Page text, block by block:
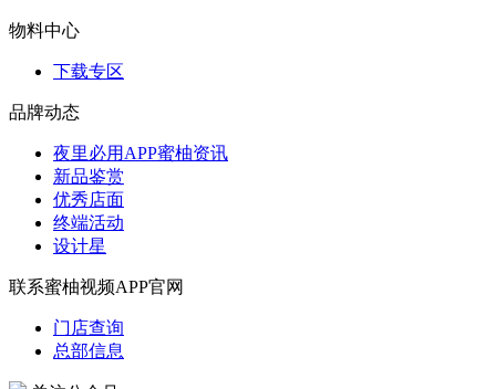
物料中心
下载专区
品牌动态
夜里必用APP蜜柚资讯
新品鉴赏
优秀店面
终端活动
设计星
联系蜜柚视频APP官网
门店查询
总部信息